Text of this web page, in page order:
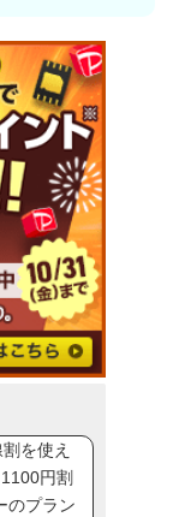
を使え
円割
のプラン